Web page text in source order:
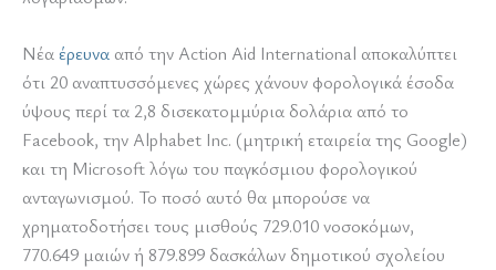
Νέα έρευνα από την Action Aid International αποκαλύπτει
ότι 20 αναπτυσσόμενες χώρες χάνουν φορολογικά έσοδα
ύψους περί τα 2,8 δισεκατομμύρια δολάρια από το
Facebook, την Alphabet Inc. (μητρική εταιρεία της Google)
και τη Microsoft λόγω του παγκόσμιου φορολογικού
ανταγωνισμού. Το ποσό αυτό θα μπορούσε να
χρηματοδοτήσει τους μισθούς 729.010 νοσοκόμων,
770.649 μαιών ή 879.899 δασκάλων δημοτικού σχολείου